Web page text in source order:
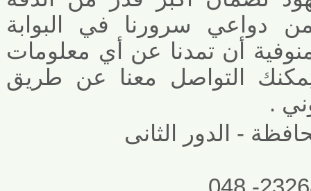
دواعي سرورنا في البوابة
أن تمدنا عن أي معلومات
التواصل معنا عن طريق
.
- الدور الثانى